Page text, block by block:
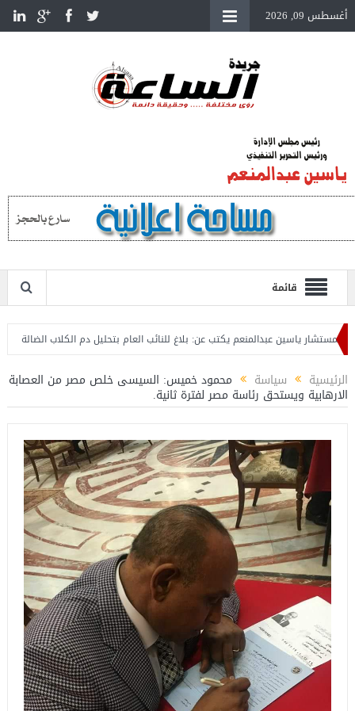
أغسطس 09, 2026
قائمة
ياسين عبدالمنعم يكتب عن: بلاغ للنائب العام بتحليل دم الكلاب الضالة
الرئيسية سياسة محمود خميس: السيسى خلص مصر من العصابة
الارهابية ويستحق رئاسة مصر لفترة ثانية.